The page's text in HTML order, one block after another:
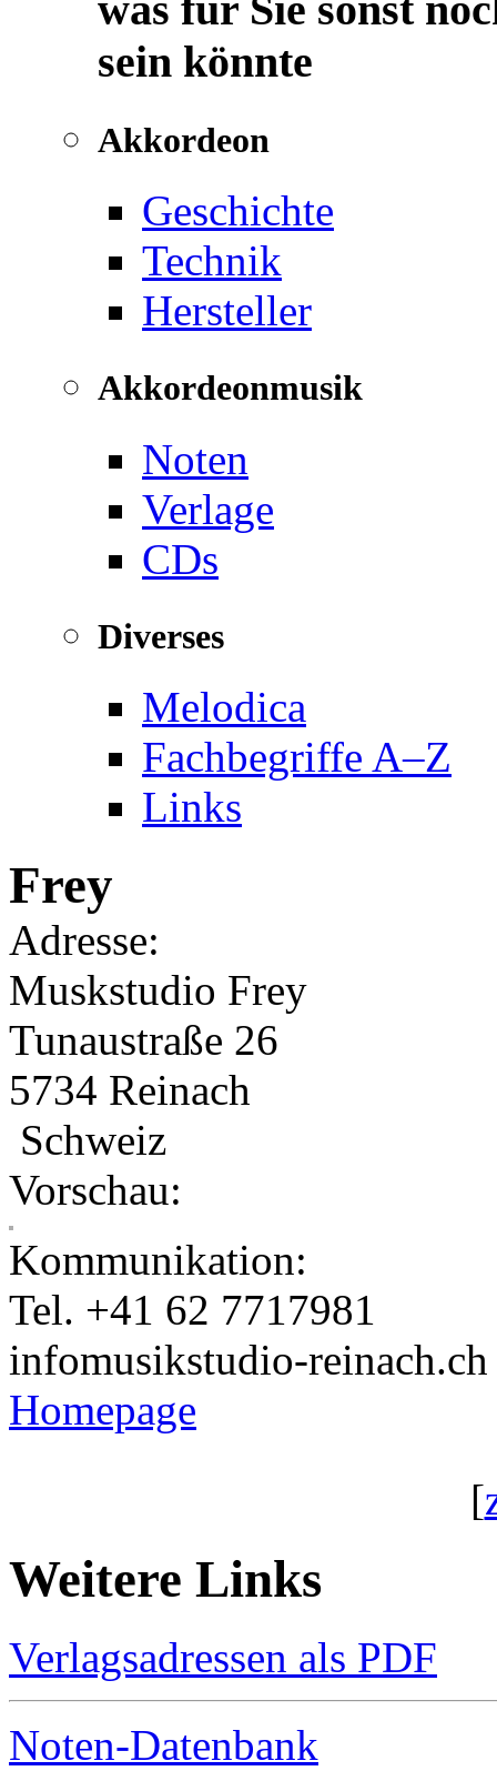
sein könnte
Akkordeon
Geschichte
Technik
Hersteller
Akkordeonmusik
Noten
Verlage
CDs
Diverses
Melodica
Fachbegriffe A–Z
Links
Frey
Adresse:
Muskstudio Frey
Tunaustraße 26
5734 Reinach
Schweiz
Vorschau:
Kommunikation:
Tel. +41 62 7717981
infomusikstudio-reinach.ch
Homepage
[
Weitere Links
Verlagsadressen als PDF
Noten-Datenbank